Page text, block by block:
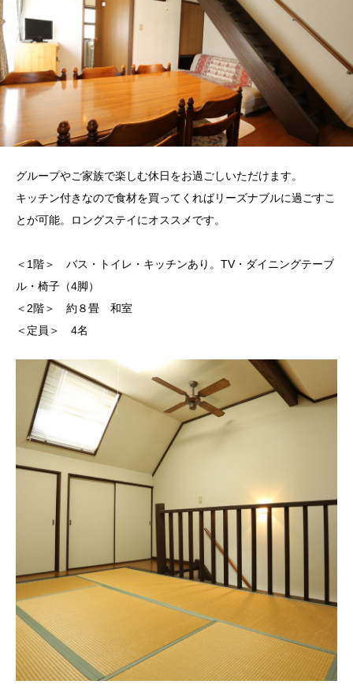
グループやご家族で楽しむ休日をお過ごしいただけます。
キッチン付きなので食材を買ってくればリーズナブルに過ごすこ
とが可能。ロングステイにオススメです。
＜1階＞ バス・トイレ・キッチンあり。TV・ダイニングテーブ
ル・椅子（4脚）
＜2階＞ 約８畳 和室
＜定員＞ 4名